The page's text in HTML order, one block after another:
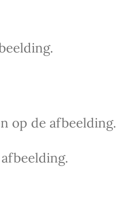
op de afbeelding.